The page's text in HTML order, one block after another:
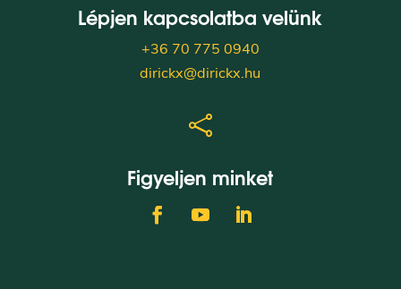
Lépjen kapcsolatba velünk
+36 70 775 0940
dirickx@dirickx.hu

Figyeljen minket